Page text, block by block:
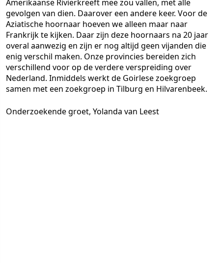
Amerikaanse Rivierkreeft mee zou vallen, met alle
gevolgen van dien. Daarover een andere keer. Voor de
Aziatische hoornaar hoeven we alleen maar naar
Frankrijk te kijken. Daar zijn deze hoornaars na 20 jaar
overal aanwezig en zijn er nog altijd geen vijanden die
enig verschil maken. Onze provincies bereiden zich
verschillend voor op de verdere verspreiding over
Nederland. Inmiddels werkt de Goirlese zoekgroep
samen met een zoekgroep in Tilburg en Hilvarenbeek.
Onderzoekende groet, Yolanda van Leest